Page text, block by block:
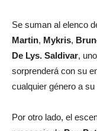
Se suman al elenco
Martin, Mykris,
De Lys. Saldivar,
sorprenderá con su
cualquier género a
Por otro lado, el